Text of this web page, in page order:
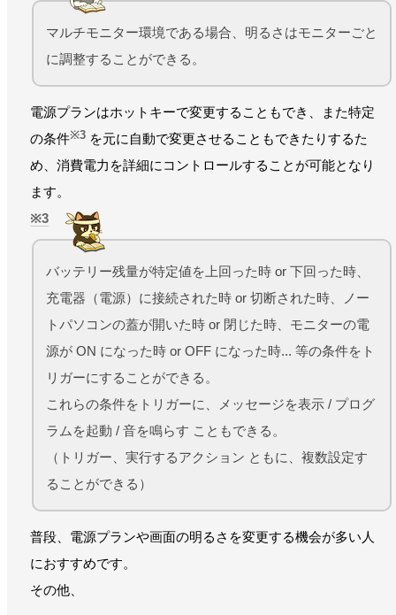
マルチモニター環境である場合、明るさはモニターごと
に調整することができる。
電源プランはホットキーで変更することもでき、また特定
の条件※3 を元に自動で変更させることもできたりするた
め、消費電力を詳細にコントロールすることが可能となり
ます。
3
バッテリー残量が特定値を上回った時 or 下回った時、
充電器（電源）に接続された時 or 切断された時、ノー
トパソコンの蓋が開いた時 or 閉じた時、モニターの電
源が ON になった時 or OFF になった時... 等の条件をト
リガーにすることができる。
これらの条件をトリガーに、メッセージを表示 / プログ
ラムを起動 / 音を鳴らす こともできる。
（トリガー、実行するアクション ともに、複数設定す
ることができる）
普段、電源プランや画面の明るさを変更する機会が多い人
におすすめです。
その他、